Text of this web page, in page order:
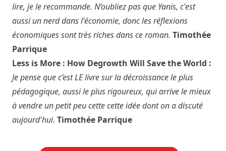
lire, je le recommande. N’oubliez pas que Yanis, c'est
aussi un nerd dans l'économie, donc les réflexions
économiques sont très riches dans ce roman. Timothée
Parrique
Less is More : How Degrowth Will Save the World :
Je pense que c’est LE livre sur la décroissance le plus
pédagogique, aussi le plus rigoureux, qui arrive le mieux
à vendre un petit peu cette cette idée dont on a discuté
aujourd'hui. Timothée Parrique